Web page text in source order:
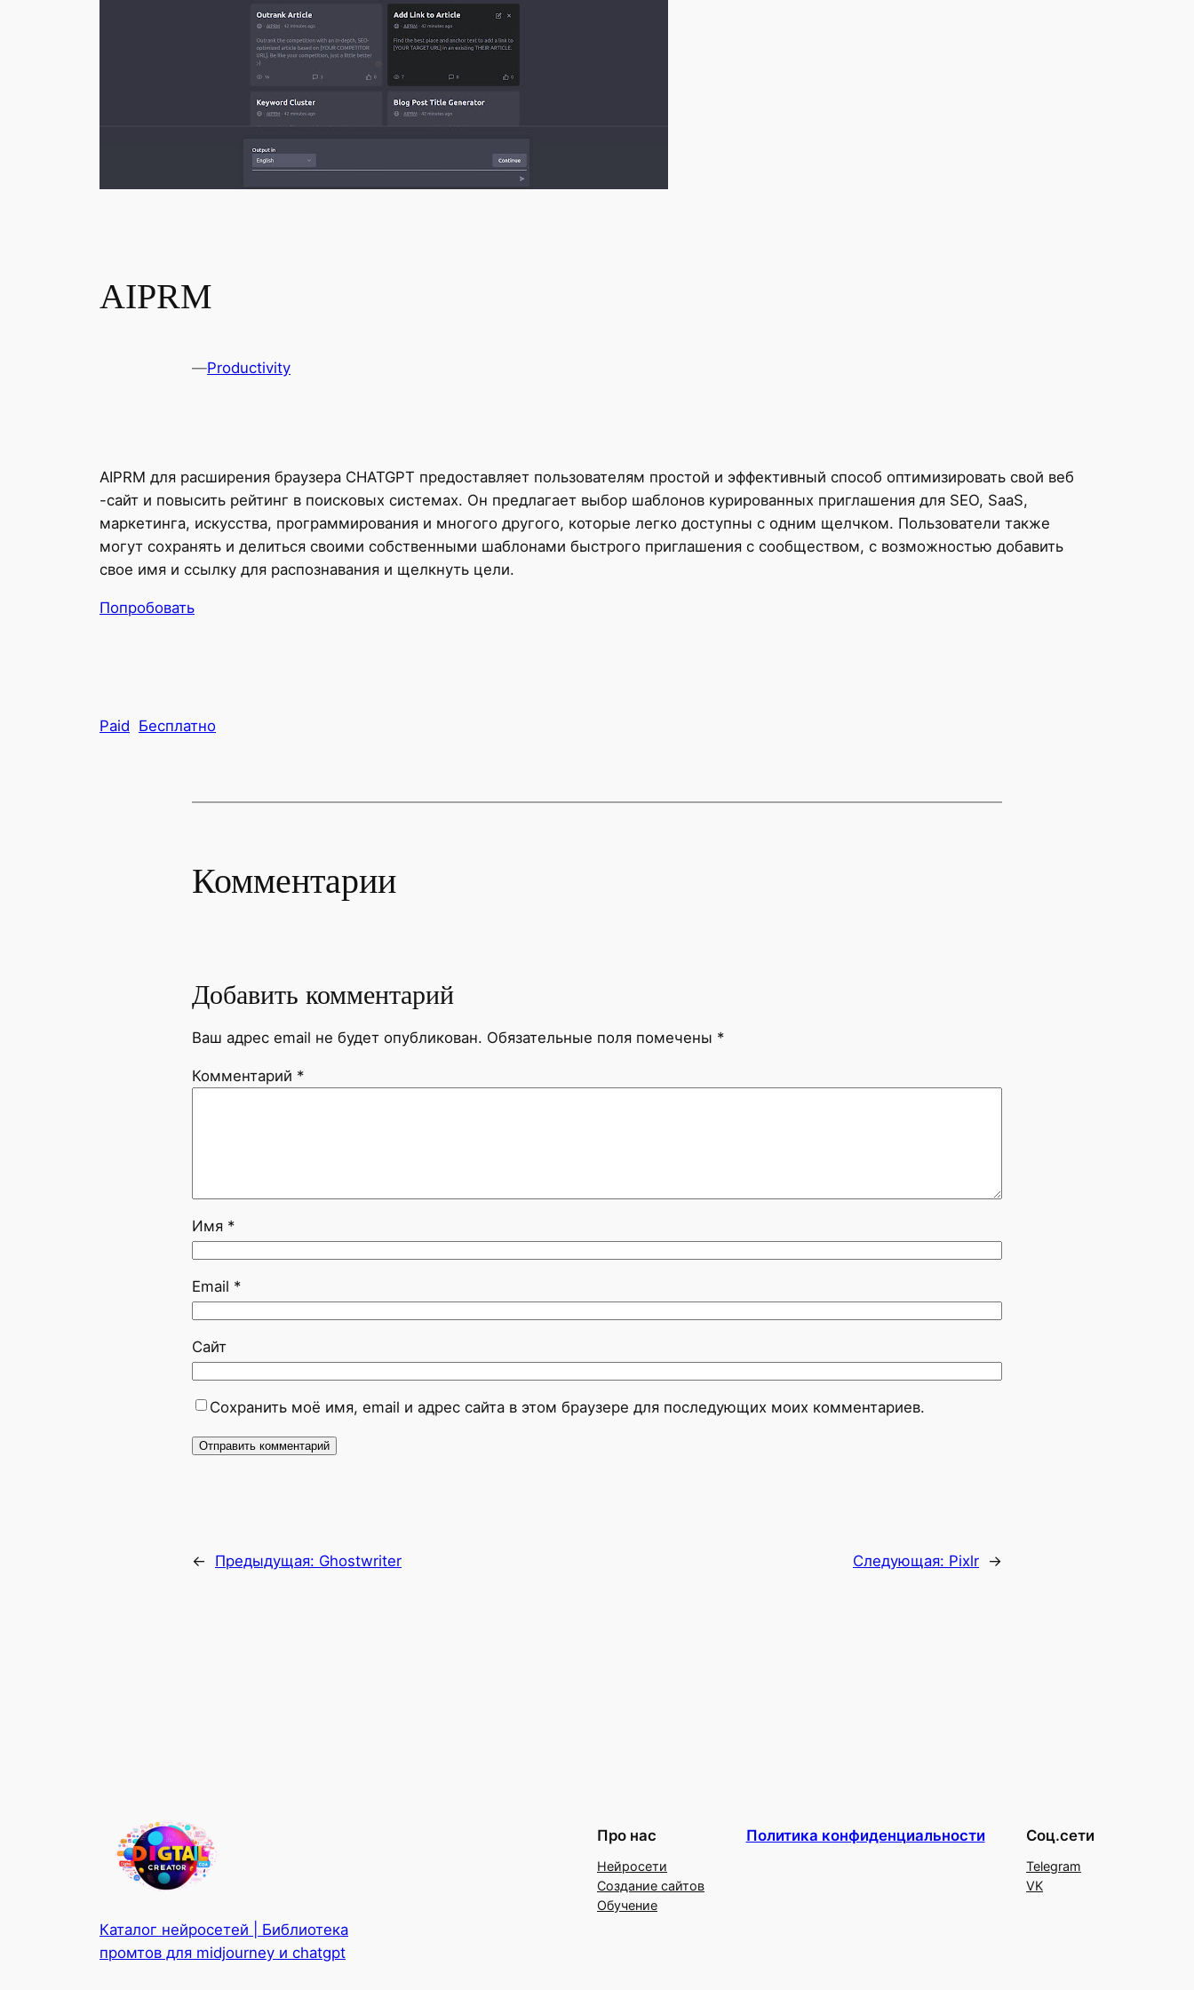
AIPRM
—Productivity
AIPRM для расширения браузера CHATGPT предоставляет пользователям простой и эффективный способ оптимизировать свой веб
-сайт и повысить рейтинг в поисковых системах. Он предлагает выбор шаблонов курированных приглашения для SEO, SaaS,
маркетинга, искусства, программирования и многого другого, которые легко доступны с одним щелчком. Пользователи также
могут сохранять и делиться своими собственными шаблонами быстрого приглашения с сообществом, с возможностью добавить
свое имя и ссылку для распознавания и щелкнуть цели.
Попробовать
Paid Бесплатно
Комментарии
Добавить комментарий
Ваш адрес email не будет опубликован. Обязательные поля помечены *
Комментарий *
Имя *
Email *
Сайт
Сохранить моё имя, email и адрес сайта в этом браузере для последующих моих комментариев.
← Предыдущая: Ghostwriter Следующая: Pixlr →
Каталог нейросетей | Библиотека
промтов для midjourney и chatgpt
Про нас
Нейросети
Создание сайтов
Обучение
Политика конфиденциальности Соц.сети
Telegram
VK